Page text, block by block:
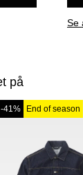
Se
på
-41% End of season